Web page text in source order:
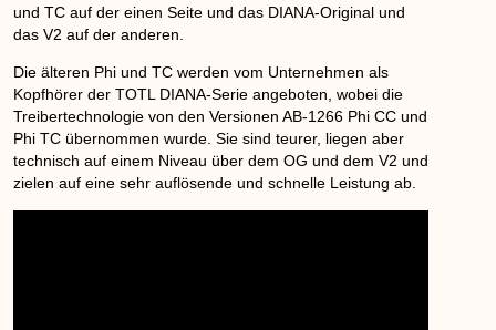
und TC auf der einen Seite und das DIANA-Original und
das V2 auf der anderen.
Die älteren Phi und TC werden vom Unternehmen als
Kopfhörer der TOTL DIANA-Serie angeboten, wobei die
Treibertechnologie von den Versionen AB-1266 Phi CC und
Phi TC übernommen wurde. Sie sind teurer, liegen aber
technisch auf einem Niveau über dem OG und dem V2 und
zielen auf eine sehr auflösende und schnelle Leistung ab.